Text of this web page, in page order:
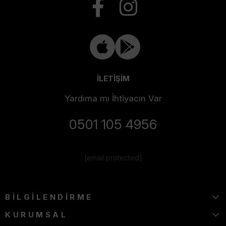
İLETİŞİM
Yardıma mı İhtiyacın Var
0501 105 4956
[email protected]
BİLGİLENDİRME
KURUMSAL